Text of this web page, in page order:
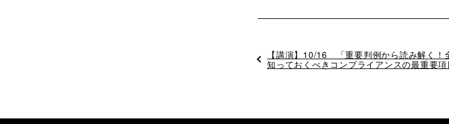
過
去
【講演】10/16 「重要判例から読み解く！
知っておくべきコンプライアンスの最重要項